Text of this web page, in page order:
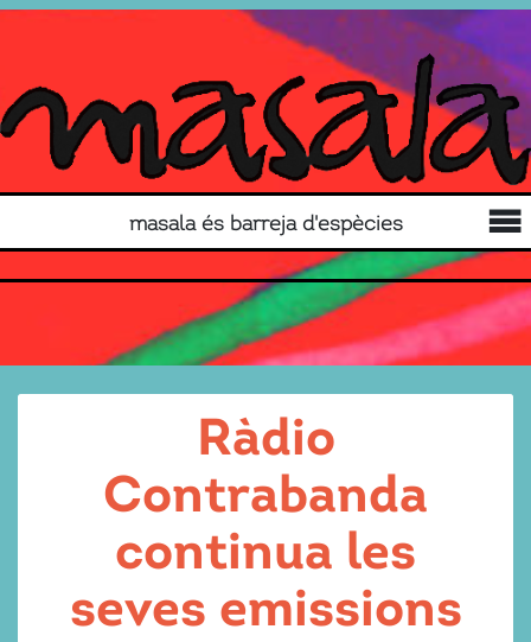
masala és barreja d'espècies
Ràdio
Contrabanda
continua les
seves emissions